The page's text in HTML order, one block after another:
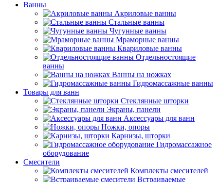
Ванны
Акриловые ванны
Стальные ванны
Чугунные ванны
Мраморные ванны
Квариловые ванны
Отдельностоящие
ванны
Ванны на ножках
Гидромассажные ванны
Товары для ванн
Стеклянные шторки
Экраны, панели
Аксессуары для ванн
Ножки, опоры
Карнизы, шторки
Гидромассажное
оборудование
Смесители
Комплекты смесителей
Встраиваемые